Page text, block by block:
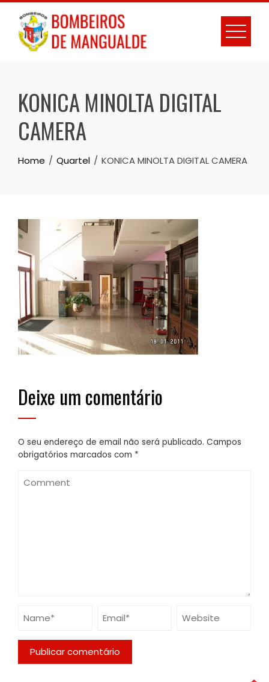
Skip
content
KONICA MINOLTA DIGITAL
CAMERA
Home Quartel KONICA MINOLTA DIGITAL CAMERA
Deixe um comentário
O seu endereço de email não será publicado. Campos
obrigatórios marcados com *